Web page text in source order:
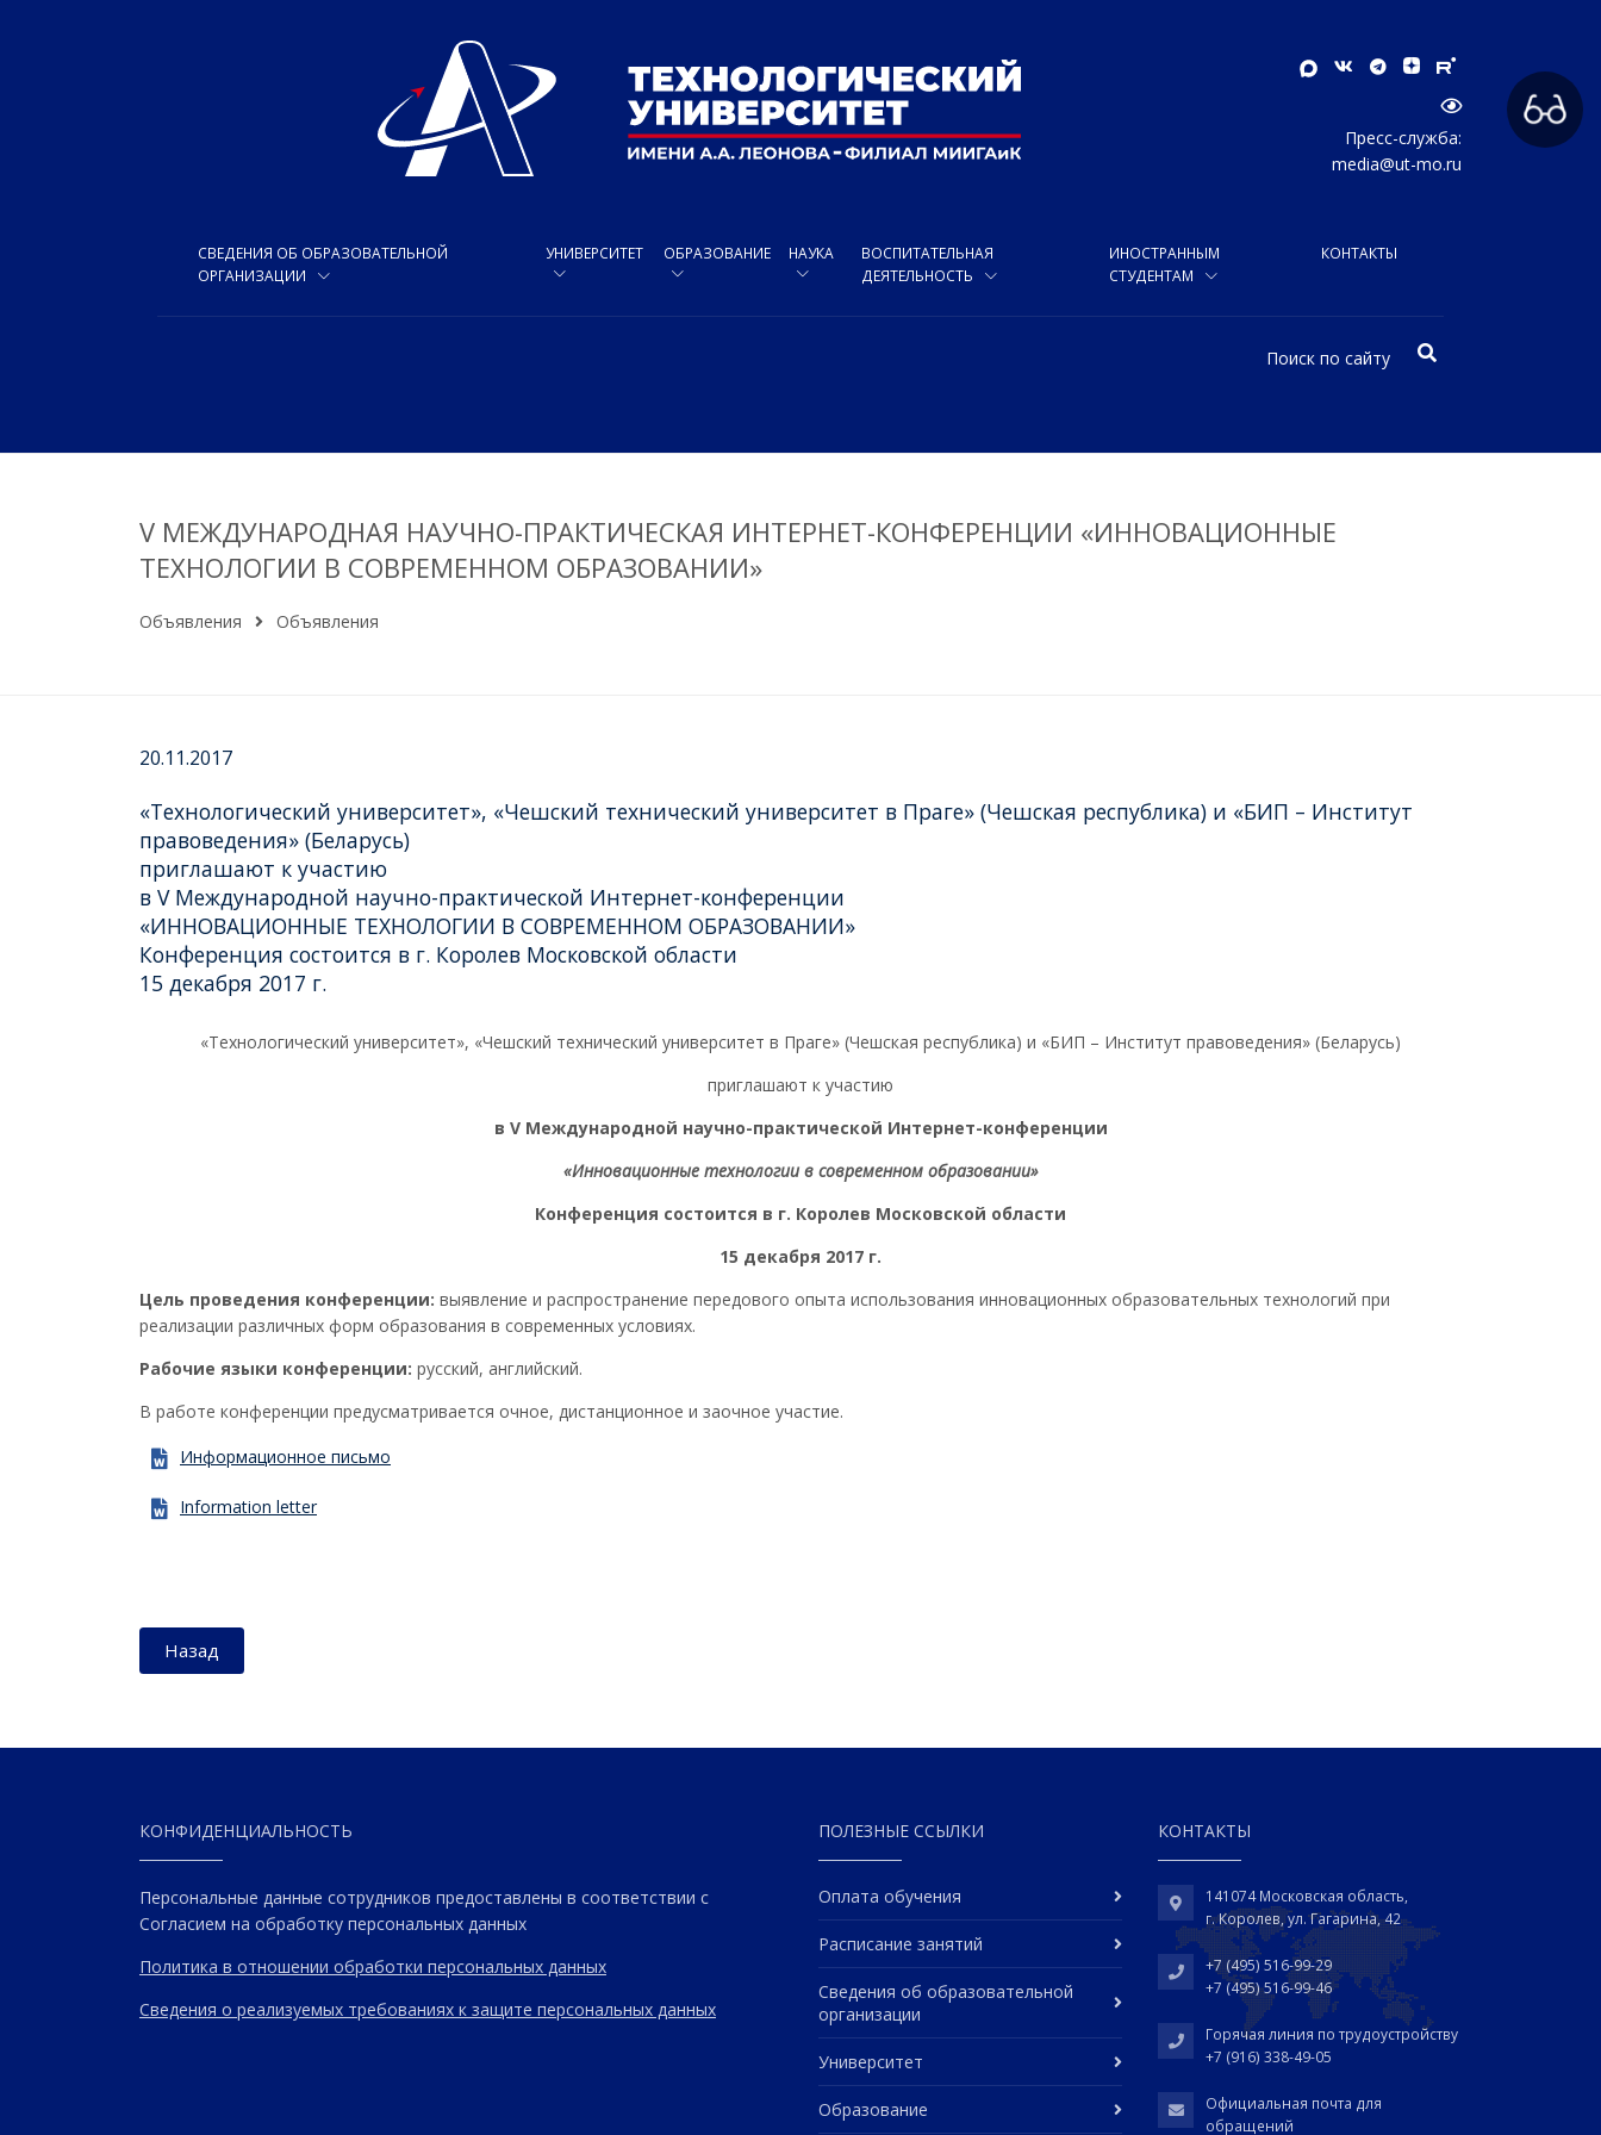
Пресс-служба:
media@ut-mo.ru
СВЕДЕНИЯ ОБ ОБРАЗОВАТЕЛЬНОЙ
ОРГАНИЗАЦИИ
УНИВЕРСИТЕТ ОБРАЗОВАНИЕ НАУКА
ВОСПИТАТЕЛЬНАЯ
ДЕЯТЕЛЬНОСТЬ
ИНОСТРАННЫМ
СТУДЕНТАМ
КОНТАКТЫ
V МЕЖДУНАРОДНАЯ НАУЧНО-ПРАКТИЧЕСКАЯ ИНТЕРНЕТ-КОНФЕРЕНЦИИ «ИННОВАЦИОННЫЕ
ТЕХНОЛОГИИ В СОВРЕМЕННОМ ОБРАЗОВАНИИ»
Объявления Объявления
20.11.2017
«Технологический университет», «Чешский технический университет в Праге» (Чешская республика) и «БИП – Институт
правоведения» (Беларусь)
приглашают к участию
в V Международной научно-практической Интернет-конференции
«ИННОВАЦИОННЫЕ ТЕХНОЛОГИИ В СОВРЕМЕННОМ ОБРАЗОВАНИИ»
Конференция состоится в г. Королев Московской области
15 декабря 2017 г.
«Технологический университет», «Чешский технический университет в Праге» (Чешская республика) и «БИП – Институт правоведения» (Беларусь)
приглашают к участию
в V Международной научно-практической Интернет-конференции
«Инновационные технологии в современном образовании»
Конференция состоится в г. Королев Московской области
15 декабря 2017 г.
Цель проведения конференции: выявление и распространение передового опыта использования инновационных образовательных технологий при
реализации различных форм образования в современных условиях.
Рабочие языки конференции: русский, английский.
В работе конференции предусматривается очное, дистанционное и заочное участие.
Информационное письмо
Information letter
Назад
КОНФИДЕНЦИАЛЬНОСТЬ
Персональные данные сотрудников предоставлены в соответствии с
Согласием на обработку персональных данных
Политика в отношении обработки персональных данных
Сведения о реализуемых требованиях к защите персональных данных
ПОЛЕЗНЫЕ ССЫЛКИ
Оплата обучения
Расписание занятий
Сведения об образовательной
организации
Университет
Образование
КОНТАКТЫ
141074 Московская область,
г. Королев, ул. Гагарина, 42
+7 (495) 516-99-29
+7 (495) 516-99-46
Горячая линия по трудоустройству
+7 (916) 338-49-05
Официальная почта для
обращений